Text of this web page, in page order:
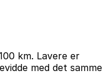
km. Lavere er
med det samme